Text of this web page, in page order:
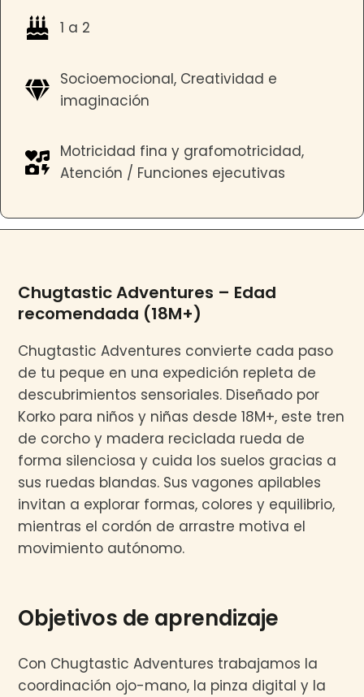
1 a 2
Socioemocional, Creatividad e
imaginación
Motricidad fina y grafomotricidad,
Atención / Funciones ejecutivas
Chugtastic Adventures – Edad
recomendada (18M+)
Chugtastic Adventures convierte cada paso
de tu peque en una expedición repleta de
descubrimientos sensoriales. Diseñado por
Korko para niños y niñas desde 18M+, este tren
de corcho y madera reciclada rueda de
forma silenciosa y cuida los suelos gracias a
sus ruedas blandas. Sus vagones apilables
invitan a explorar formas, colores y equilibrio,
mientras el cordón de arrastre motiva el
movimiento autónomo.
Objetivos de aprendizaje
Con Chugtastic Adventures trabajamos la
coordinación ojo-mano, la pinza digital y la